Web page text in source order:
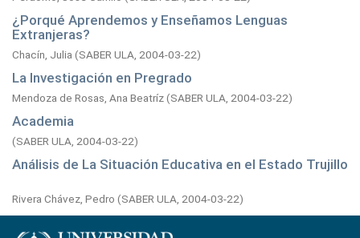
¿Porqué Aprendemos y Enseñamos Lenguas
Extranjeras?
Chacín, Julia (SABER ULA, 2004-03-22)
La Investigación en Pregrado
Mendoza de Rosas, Ana Beatríz(SABER ULA, 2004-03-22)
Academia
(SABER ULA, 2004-03-22)
Análisis de La Situación Educativa en el Estado Trujillo
Rivera Chávez, Pedro (SABER ULA, 2004-03-22)